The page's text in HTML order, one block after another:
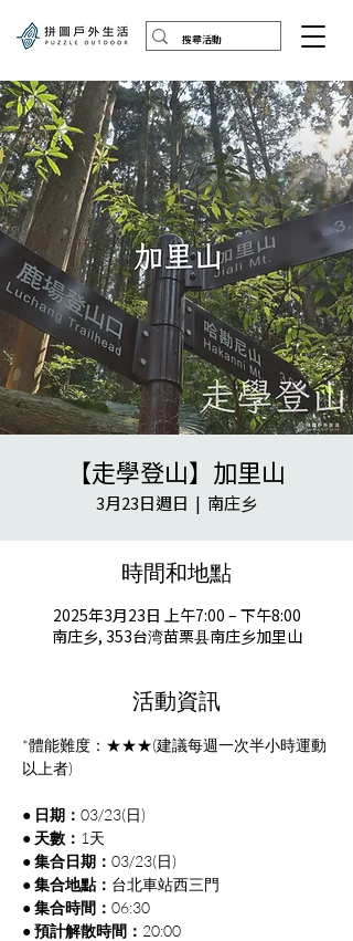
【走學登山】加里山
3月23日週日
  |
南庄乡
時間和地點
2025年3月23日 上午7:00 – 下午8:00
南庄乡, 353台湾苗栗县南庄乡加里山
活動資訊
*體能難度：★★★(建議每週一次半小時運動
以上者)
● 日期： 03/23(日)
● 天數： 1天
● 集合日期： 03/23(日)
● 集合地點： 台北車站西三門
● 集合時間： 06:30
● 預計解散時間： 20:00